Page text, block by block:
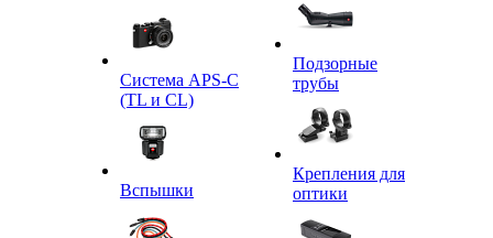
Система APS-C
(TL и CL)
Вспышки
Подзорные
трубы
Крепления для
оптики